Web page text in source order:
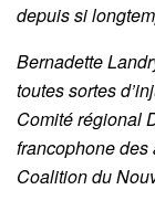
depuis si
Bernadette
toutes sortes
Comité régional
francophone des
Coalition du